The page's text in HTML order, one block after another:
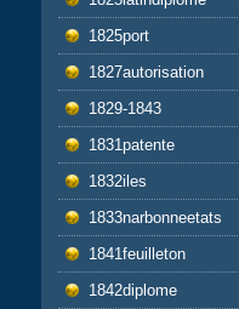
1825port
1827autorisation
1829-1843
1831patente
1832iles
1833narbonneetats
1841feuilleton
1842diplome